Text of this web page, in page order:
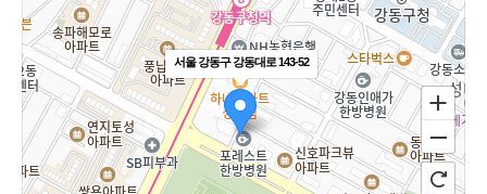
서울 강동구 강동대로 143-52